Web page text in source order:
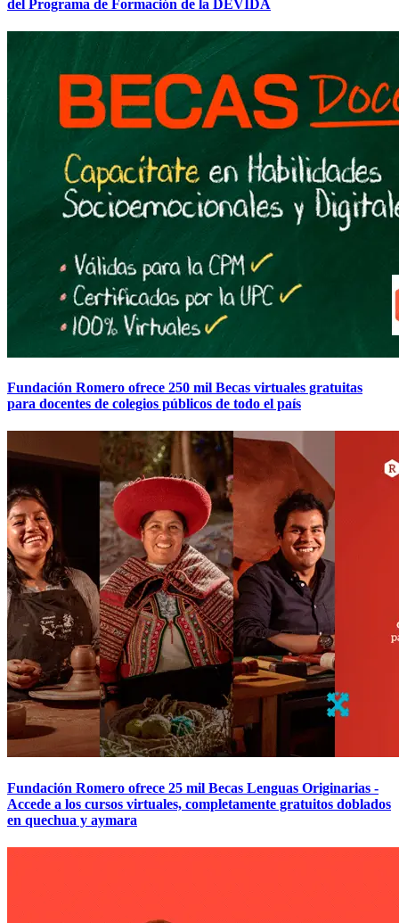
del Programa de Formación de la DEVIDA
Fundación Romero ofrece 250 mil Becas virtuales gratuitas
para docentes de colegios públicos de todo el país
Fundación Romero ofrece 25 mil Becas Lenguas Originarias -
Accede a los cursos virtuales, completamente gratuitos doblados
en quechua y aymara